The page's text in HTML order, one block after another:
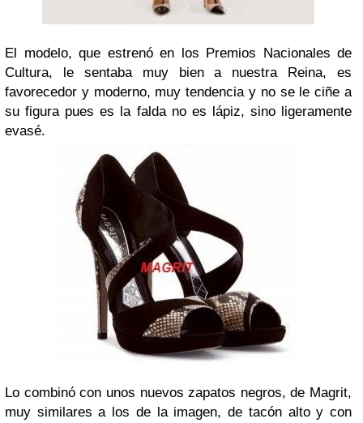
El modelo, que estrenó en los Premios Nacionales de
Cultura, le sentaba muy bien a nuestra Reina, es
favorecedor y moderno, muy tendencia y no se le ciñe a
su figura pues es la falda no es lápiz, sino ligeramente
evasé.
Lo combinó con unos nuevos zapatos negros, de Magrit,
muy similares a los de la imagen, de tacón alto y con